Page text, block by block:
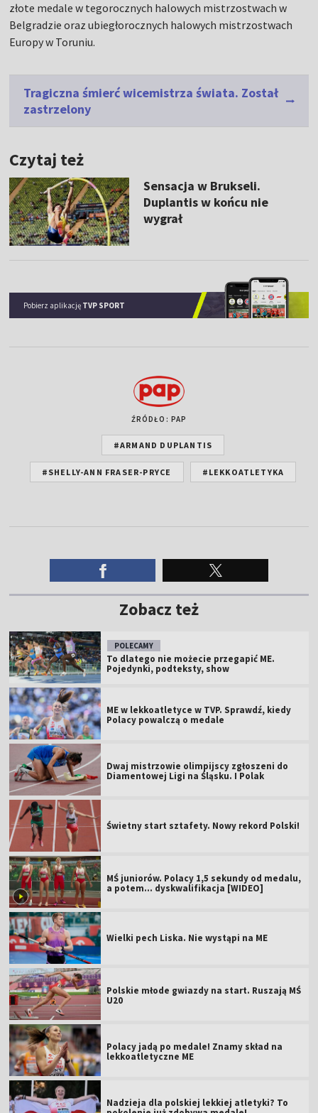
złote medale w tegorocznych halowych mistrzostwach w
Belgradzie oraz ubiegłorocznych halowych mistrzostwach
Europy w Toruniu.
Tragiczna śmierć wicemistrza świata. Został
zastrzelony
Czytaj też
Sensacja w Brukseli.
Duplantis w końcu nie
wygrał
Pobierz aplikację TVP SPORT
ŹRÓDŁO: PAP
#ARMAND DUPLANTIS
#SHELLY-ANN FRASER-PRYCE #LEKKOATLETYKA
Zobacz też
POLECAMY
To dlatego nie możecie przegapić ME.
Pojedynki, podteksty, show
ME w lekkoatletyce w TVP. Sprawdź, kiedy
Polacy powalczą o medale
Dwaj mistrzowie olimpijscy zgłoszeni do
Diamentowej Ligi na Śląsku. I Polak
Świetny start sztafety. Nowy rekord Polski!
MŚ juniorów. Polacy 1,5 sekundy od medalu,
a potem... dyskwalifikacja [WIDEO]
Wielki pech Liska. Nie wystąpi na ME
Polskie młode gwiazdy na start. Ruszają MŚ
U20
Polacy jadą po medale! Znamy skład na
lekkoatletyczne ME
Nadzieja dla polskiej lekkiej atletyki? To